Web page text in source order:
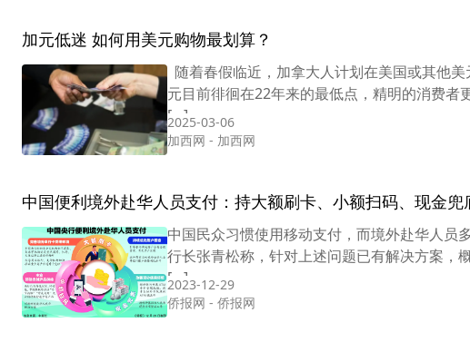
加元低迷 如何用美元购物最划算？
随着春假临近，加拿大人计划在美国或其他
元目前徘徊在22年来的最低点，精明的消费者
[…]
2025-03-06
加西网 - 加西网
中国便利境外赴华人员支付：持大额刷卡、小额扫码、现金兜
中国民众习惯使用移动支付，而境外赴华人员
行长张青松称，针对上述问题已有解决方案，
[…]
2023-12-29
侨报网 - 侨报网